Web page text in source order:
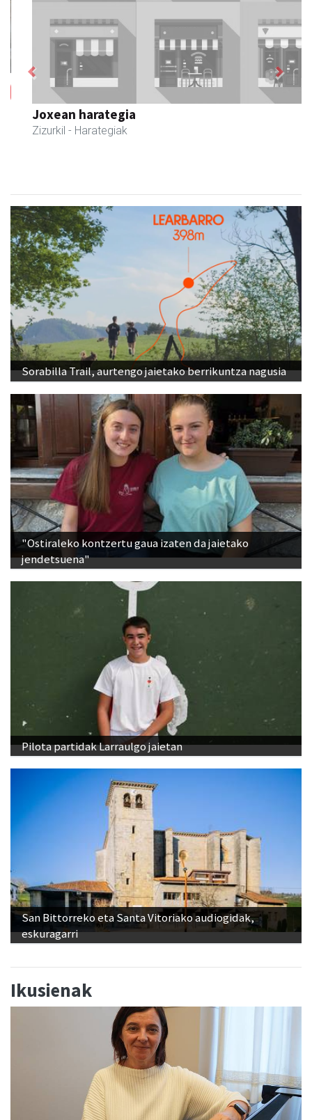
Joxean harategia
Zizurkil - Harategiak
Previous Next
Sorabilla Trail, aurtengo jaietako berrikuntza nagusia
"Ostiraleko kontzertu gaua izaten da jaietako
jendetsuena"
Pilota partidak Larraulgo jaietan
San Bittorreko eta Santa Vitoriako audiogidak,
eskuragarri
Ikusienak